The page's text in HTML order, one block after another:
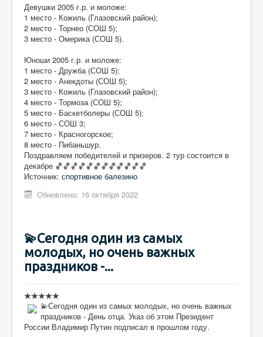
Девушки 2005 г.р. и моложе:
1 место - Кожиль (Глазовский район);
2 место - Торнео (СОШ 5);
3 место - Омерика (СОШ 5).
Юноши 2005 г.р. и моложе:
1 место - Дружба (СОШ 5);
2 место - Анекдоты (СОШ 5);
3 место - Кожиль (Глазовский район);
4 место - Тормоза (СОШ 5);
5 место - Баскетболеры (СОШ 5);
6 место - СОШ 3;
7 место - Красногорское;
8 место - Пибаньшур.
Поздравляем победителей и призеров. 2 тур состоится в
декабре 🏀🏀🏀🏀🏀🏀🏀🏀🏀🏀🏀🏀
Источник: спортивное балезино
Обновлено: 16 октября 2022
💫Сегодня один из самых
молодых, но очень важных
праздников -...
💫Сегодня один из самых молодых, но очень важных
праздников - День отца. Указ об этом Президент
России Владимир Путин подписал в прошлом году.